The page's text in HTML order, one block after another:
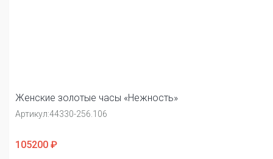
Женские золотые часы «Нежность»
Артикул:44330-256.106
105200 ₽